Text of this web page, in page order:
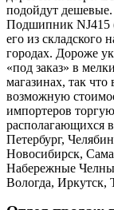
подойдут дешевые.
Подшипник NJ415
его из
городах. Дороже
«под заказ» в
магазинах, так что
возможную
импортеров
располагающихся
Петербург,
Новосибирск,
Набережные
Вологда, Иркутск,